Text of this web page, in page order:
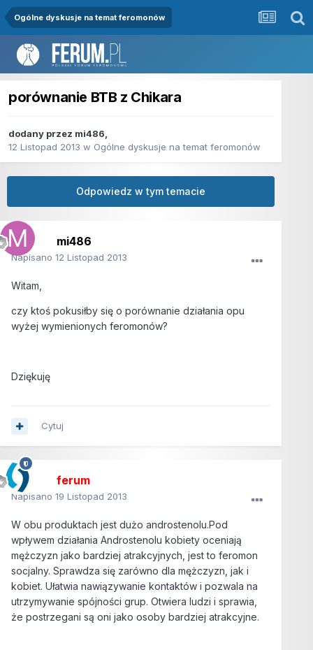
Ogólne dyskusje na temat feromonów
porównanie BTB z Chikara
dodany przez mi486,
12 Listopad 2013 w Ogólne dyskusje na temat feromonów
Odpowiedz w tym temacie
mi486
Napisano 12 Listopad 2013
Witam,
czy ktoś pokusiłby się o porównanie działania opu
wyżej wymienionych feromonów?
Dziękuję
Cytuj
ferum
Napisano 19 Listopad 2013
W obu produktach jest dużo androstenolu.Pod
wpływem działania Androstenolu kobiety oceniają
mężczyzn jako bardziej atrakcyjnych, jest to feromon
socjalny. Sprawdza się zarówno dla mężczyzn, jak i
kobiet. Ułatwia nawiązywanie kontaktów i pozwala na
utrzymywanie spójności grup. Otwiera ludzi i sprawia,
że postrzegani są oni jako osoby bardziej atrakcyjne.